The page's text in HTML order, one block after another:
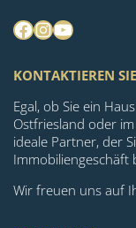
Facebook
Instagram
YouTube
KONTAKTIEREN
Egal, ob Sie ein
Ostfriesland oder
ideale Partner, der
Immobiliengeschäft
Wir freuen uns auf